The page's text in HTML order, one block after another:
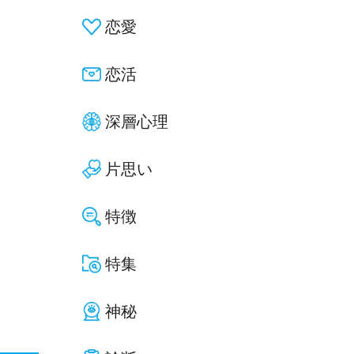
恋愛
恋活
深層心理
片思い
特徴
特集
神秘